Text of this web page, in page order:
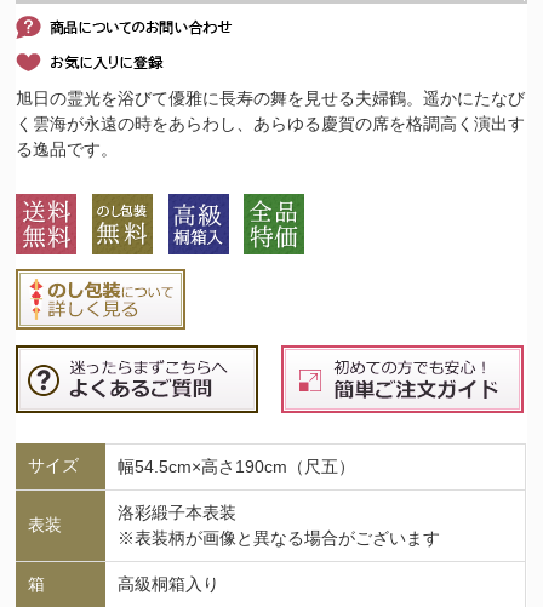
旭日の霊光を浴びて優雅に長寿の舞を見せる夫婦鶴。遥かにたなび
く雲海が永遠の時をあらわし、あらゆる慶賀の席を格調高く演出す
る逸品です。
サイズ 幅54.5cm×高さ190cm（尺五）
表装
洛彩緞子本表装
※表装柄が画像と異なる場合がございます
箱 高級桐箱入り